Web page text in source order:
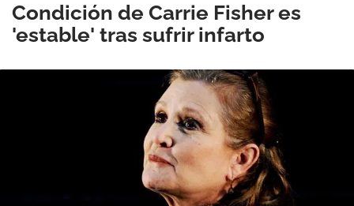
Condición de Carrie Fisher es
'estable' tras sufrir infarto